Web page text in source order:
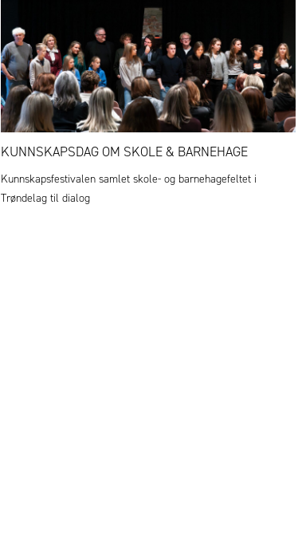
KUNNSKAPSDAG OM SKOLE & BARNEHAGE
Kunnskapsfestivalen samlet skole- og barnehagefeltet i
Trøndelag til dialog